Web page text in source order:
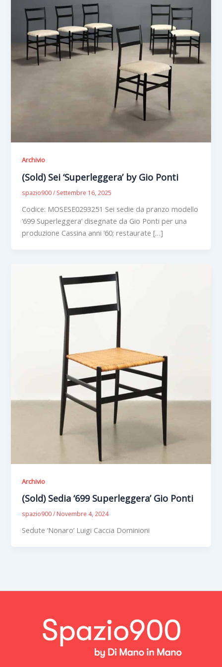
Archivio
(Sold) Sei ‘Superleggera’ by Gio Ponti
spazio900/ Settembre 16, 2025
Codice: MOSESE0293251 Sei sedie da pranzo modello
‘699 Superleggera’ disegnate da Gio Ponti per una
produzione Cassina anni ’60; restaurate […]
Archivio
(Sold) Sedia ‘699 Superleggera’ Gio Ponti
spazio900/ Novembre 4, 2024
Sedute ‘Nonaro’ Luigi Caccia Dominioni